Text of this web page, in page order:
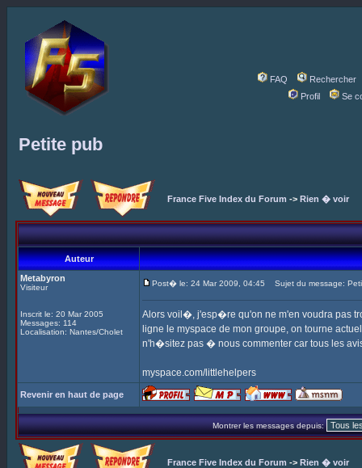
FAQ
Rechercher
Profil
Se
Petite pub
France Five Index du Forum -> Rien � voir
Auteur
Metabyron
Visiteur
Inscrit le: 20 Mar 2005
Messages: 114
Localisation: Nantes/Cholet
Post� le: 24 Mar 2009, 04:45 Sujet du message:
Alors voil�, j'esp�re qu'on ne m'en voudra pas
ligne le myspace de mon groupe, on tourne
n'h�sitez pas � nous commenter car tous les
myspace.com/littlehelpers
Revenir en haut de page
Montrer les messages depuis:
France Five Index du Forum -> Rien � voir